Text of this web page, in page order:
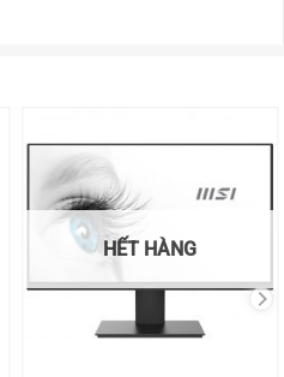
HẾT HÀNG